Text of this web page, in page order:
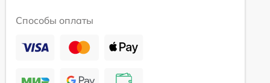
Способы оплаты